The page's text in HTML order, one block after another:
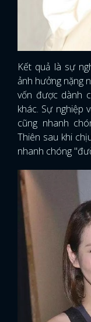
Kết quả là sự
ảnh hưởng nặng
vốn được dành
khác. Sự nghiệp
cũng nhanh
Thiên sau khi
nhanh chóng